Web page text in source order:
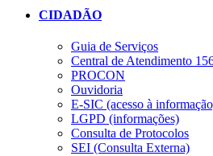
CIDADÃO
Guia de Serviços
Central de Atendimento
PROCON
Ouvidoria
E-SIC (acesso à
LGPD (informações)
Consulta de Protocolos
SEI (Consulta Externa)